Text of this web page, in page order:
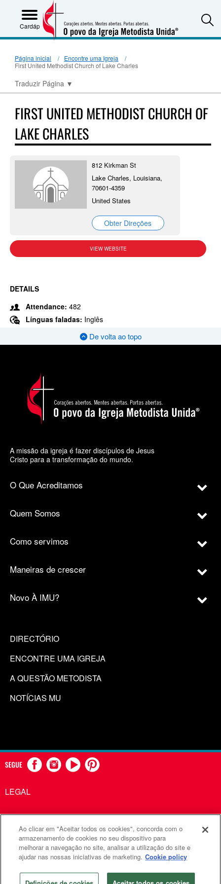
Cardápio
Página inicial
Encontre uma Igreja
First United Methodist Church of Lake Charles
Traduzir Página ▼
FIRST UNITED METHODIST CHURCH OF
LAKE CHARLES
812 Kirkman St
Lake Charles, Louisiana,
70601-4359
United States
Obter Direções
VIEW WEBSITE
DETAILS
Attendance: 482
Línguas faladas: Inglês
De volta ao topo
A missão da igreja é fazer discípulos de Jesus
Cristo para a transformação do mundo.
O Que Acreditamos
Quem Somos
Como servimos
Maneiras de crescer
Novo À IMU?
DIRECTÓRIO
ENCONTRE UMA IGREJA
A QUESTÃO METODISTA
NOTÍCIAS MU
SEGUE
LEGAL
Comunicações Metodistas Unidas é uma agência da Igreja
Metodista Unida
©2026 Comunicações Metodistas Unidas. Todos os direitos
reservados
Ao clicar em "Aceitar todos os cookies", concorda com o
armazenamento de cookies no seu dispositivo para
melhorar a navegação no site, analisar a utilização do site e
ajudar nas nossas iniciativas de marketing. Cookie policy